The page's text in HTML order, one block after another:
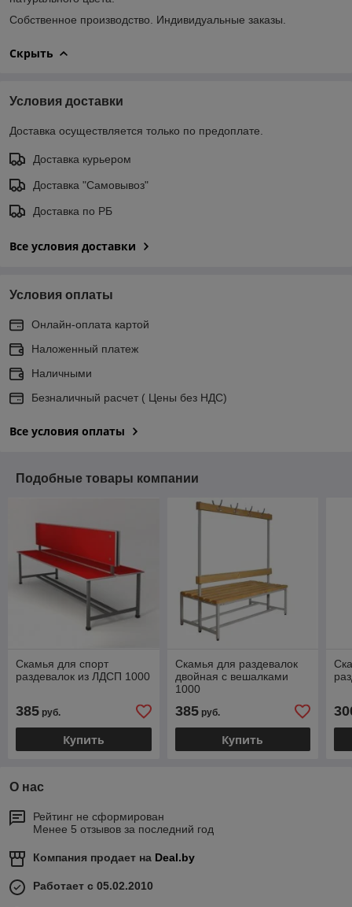
Собственное производство. Индивидуальные заказы.
Скрыть
Условия доставки
Доставка осуществляется только по предоплате.
Доставка курьером
Доставка "Самовывоз"
Доставка по РБ
Все условия доставки
Условия оплаты
Онлайн-оплата картой
Наложенный платеж
Наличными
Безналичный расчет ( Цены без НДС)
Все условия оплаты
Подобные товары компании
Скамья для спорт
раздевалок из ЛДСП 1000
385 руб.
Купить
Скамья для раздевалок
двойная с вешалками
1000
385руб.
Купить
О нас
Рейтинг не сформирован
Менее 5 отзывов за последний год
Компания продает на Deal.by
Работает с 05.02.2010